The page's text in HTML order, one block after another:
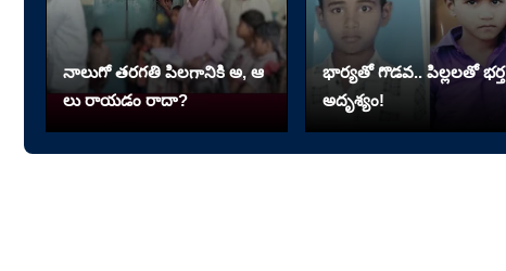
నాలుగో త‌ర‌గతి పిలగానికి అ, ఆ
లు రాయ‌డం రాదా?
భార్యతో గొడవ.. పిల్లలతో భర్త
అదృశ్యం!